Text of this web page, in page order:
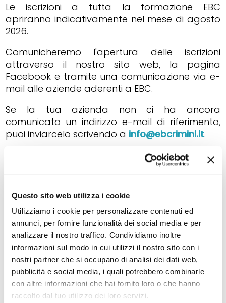
Questo sito web utilizza i cookie
Utilizziamo i cookie per personalizzare contenuti ed
annunci, per fornire funzionalità dei social media e per
analizzare il nostro traffico. Condividiamo inoltre
informazioni sul modo in cui utilizzi il nostro sito con i
nostri partner che si occupano di analisi dei dati web,
pubblicità e social media, i quali potrebbero combinarle
con altre informazioni che hai fornito loro o che hanno
raccolto dal tuo utilizzo dei loro servizi.
Le iscrizioni a tutta la formazione EBC
apriranno indicativamente nel mese di agosto
2026.
Comunicheremo l'apertura delle iscrizioni
attraverso il nostro sito web, la pagina
Facebook e tramite una comunicazione via e-
mail alle aziende aderenti a EBC.
Se la tua azienda non ci ha ancora
comunicato un indirizzo e-mail di riferimento,
puoi inviarcelo scrivendo a info@ebcrimini.it.
PERIODO
DURATA
Il corso prevede un totale di 4 ore
SEDE
Viale Torino 67 Riccione
ENTE FORMATIVO